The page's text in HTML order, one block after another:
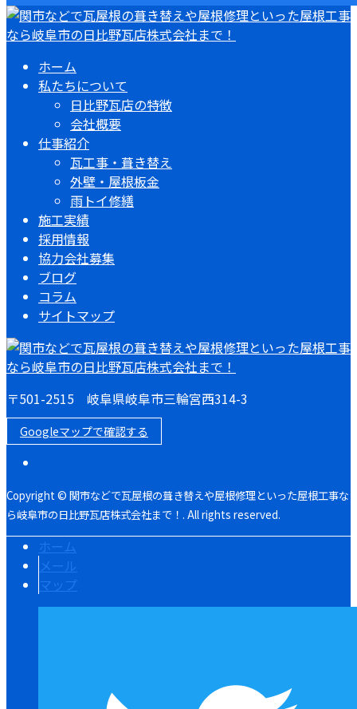
ホーム
私たちについて
日比野瓦店の特徴
会社概要
仕事紹介
瓦工事・葺き替え
外壁・屋根板金
雨トイ修繕
施工実績
採用情報
協力会社募集
ブログ
コラム
サイトマップ
〒501-2515 岐阜県岐阜市三輪宮西314-3
Googleマップで確認する
Copyright © 関市などで瓦屋根の葺き替えや屋根修理といった屋根工事な
ら岐阜市の日比野瓦店株式会社まで！. All rights reserved.
ホーム
メール
マップ